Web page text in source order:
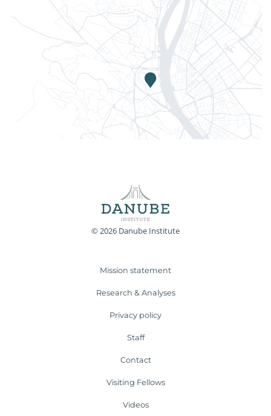
© 2026 Danube Institute
Mission statement
Research & Analyses
Privacy policy
Staff
Contact
Visiting Fellows
Videos